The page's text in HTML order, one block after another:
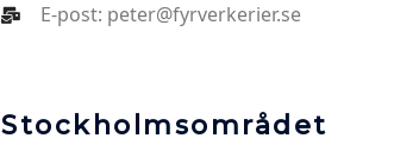
E-post: peter@fyrverkerier.se
Stockholmsområdet